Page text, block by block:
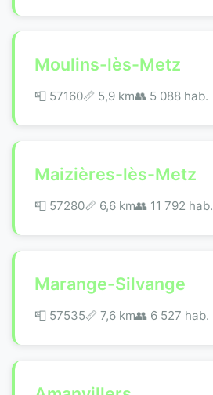
Moulins-lès-Metz
📮 57160📏 5,9 km👥 5 088 hab.
Maizières-lès-Metz
📮 57280📏 6,6 km👥 11 792 hab.
Marange-Silvange
📮 57535📏 7,6 km👥 6 527 hab.